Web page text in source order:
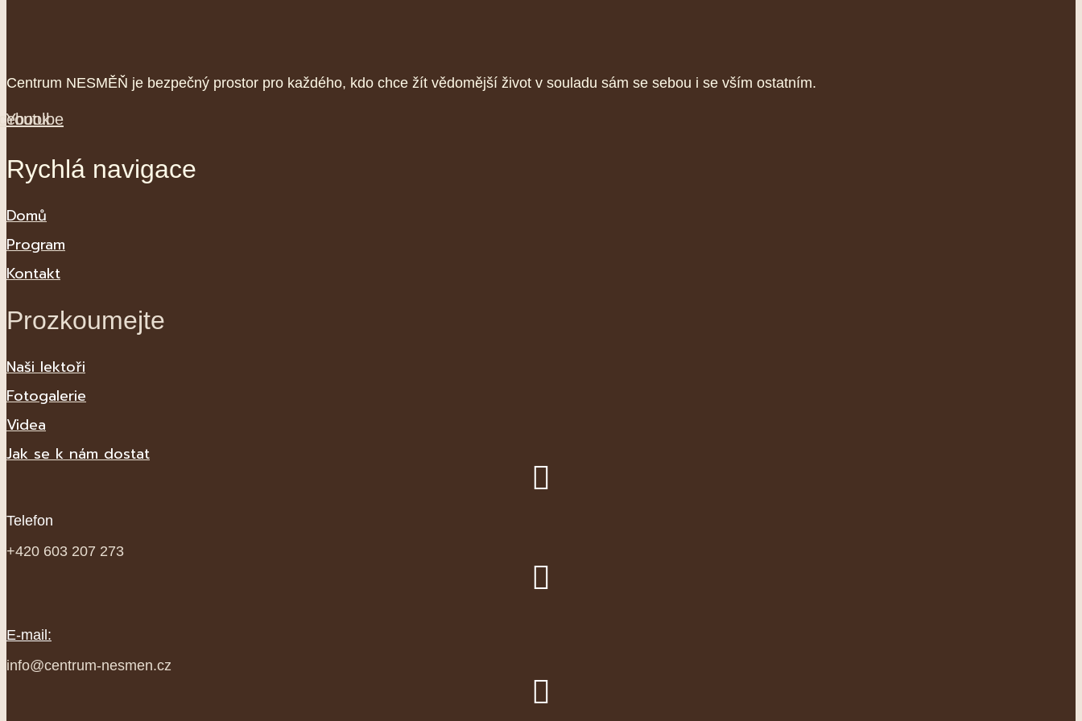
Centrum NESMĚŇ je bezpečný prostor pro každého, kdo chce žít vědomější život v souladu sám se sebou i se vším ostatním.
Youtube
Rychlá navigace
Domů
Program
Kontakt
Prozkoumejte
Naši lektoři
Fotogalerie
Videa
Jak se k nám dostat
Telefon
+420 603 207 273
E-mail:
info@centrum-nesmen.cz